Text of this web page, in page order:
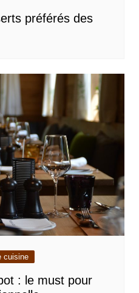
préférés des
cuisine
: le must pour